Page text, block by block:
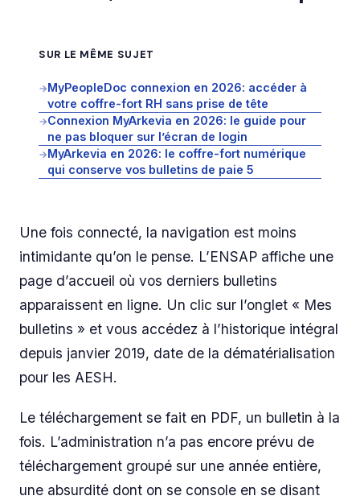
SUR LE MÊME SUJET
→MyPeopleDoc connexion en 2026: accéder à
votre coffre-fort RH sans prise de tête
→Connexion MyArkevia en 2026: le guide pour
ne pas bloquer sur l’écran de login
→MyArkevia en 2026: le coffre-fort numérique
qui conserve vos bulletins de paie 5
Une fois connecté, la navigation est moins
intimidante qu’on le pense. L’ENSAP affiche une
page d’accueil où vos derniers bulletins
apparaissent en ligne. Un clic sur l’onglet « Mes
bulletins » et vous accédez à l’historique intégral
depuis janvier 2019, date de la dématérialisation
pour les AESH.
Le téléchargement se fait en PDF, un bulletin à la
fois. L’administration n’a pas encore prévu de
téléchargement groupé sur une année entière,
une absurdité dont on se console en se disant